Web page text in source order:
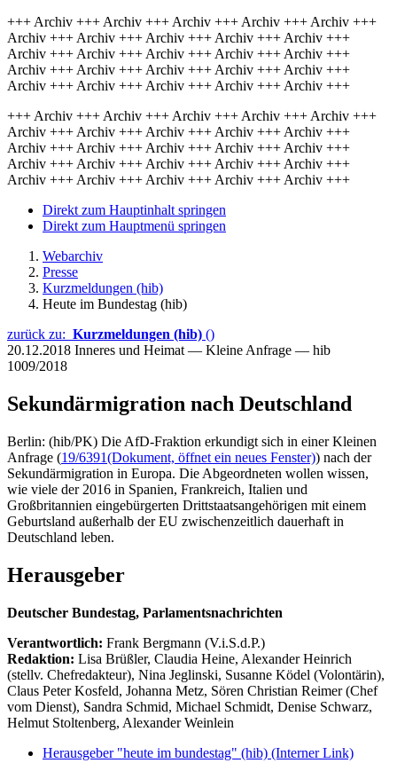
+++ Archiv +++ Archiv +++ Archiv +++ Archiv +++ Archiv +++
Archiv +++ Archiv +++ Archiv +++ Archiv +++ Archiv +++
Archiv +++ Archiv +++ Archiv +++ Archiv +++ Archiv +++
Archiv +++ Archiv +++ Archiv +++ Archiv +++ Archiv +++
Archiv +++ Archiv +++ Archiv +++ Archiv +++ Archiv +++
+++ Archiv +++ Archiv +++ Archiv +++ Archiv +++ Archiv +++
Archiv +++ Archiv +++ Archiv +++ Archiv +++ Archiv +++
Archiv +++ Archiv +++ Archiv +++ Archiv +++ Archiv +++
Archiv +++ Archiv +++ Archiv +++ Archiv +++ Archiv +++
Archiv +++ Archiv +++ Archiv +++ Archiv +++ Archiv +++
Direkt zum Hauptinhalt springen
Direkt zum Hauptmenü springen
Webarchiv
Presse
Kurzmeldungen (hib)
Heute im Bundestag (hib)
zurück zu: Kurzmeldungen (hib) ()
20.12.2018 Inneres und Heimat — Kleine Anfrage — hib
1009/2018
Sekundärmigration nach Deutschland
Berlin: (hib/PK) Die AfD-Fraktion erkundigt sich in einer Kleinen
Anfrage (19/6391(Dokument, öffnet ein neues Fenster)) nach der
Sekundärmigration in Europa. Die Abgeordneten wollen wissen,
wie viele der 2016 in Spanien, Frankreich, Italien und
Großbritannien eingebürgerten Drittstaatsangehörigen mit einem
Geburtsland außerhalb der EU zwischenzeitlich dauerhaft in
Deutschland leben.
Herausgeber
Deutscher Bundestag, Parlamentsnachrichten
Verantwortlich: Frank Bergmann (V.i.S.d.P.)
Redaktion: Lisa Brüßler, Claudia Heine, Alexander Heinrich
(stellv. Chefredakteur), Nina Jeglinski, Susanne Ködel (Volontärin),
Claus Peter Kosfeld, Johanna Metz, Sören Christian Reimer (Chef
vom Dienst), Sandra Schmid, Michael Schmidt, Denise Schwarz,
Helmut Stoltenberg, Alexander Weinlein
Herausgeber "heute im bundestag" (hib) (Interner Link)